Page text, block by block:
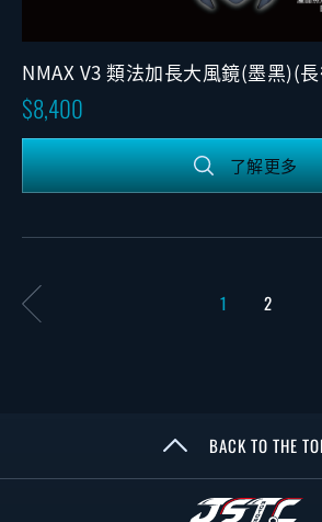
NMAX V3 類法加長大風鏡(墨黑)(
8,400
了解更多
1 2
BACK TO THE